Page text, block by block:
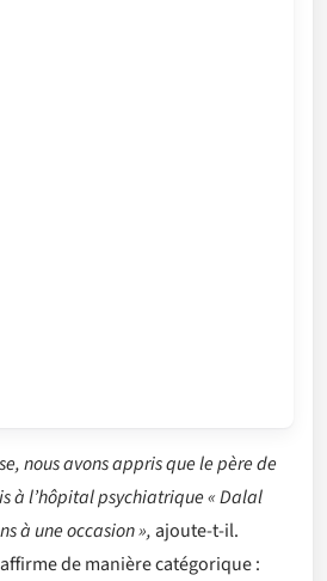
nous avons appris que le père de
à l’hôpital psychiatrique « Dalal
à une occasion »,ajoute-t-il.
de manière catégorique :